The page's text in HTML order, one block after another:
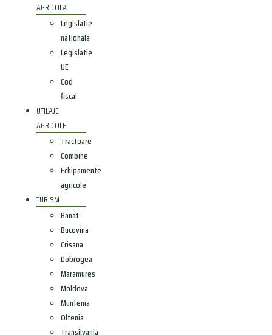
AGRICOLA
Legislatie
nationala
Legislatie
UE
Cod
fiscal
UTILAJE
AGRICOLE
Tractoare
Combine
Echipamente
agricole
TURISM
Banat
Bucovina
Crisana
Dobrogea
Maramures
Moldova
Muntenia
Oltenia
Transilvania